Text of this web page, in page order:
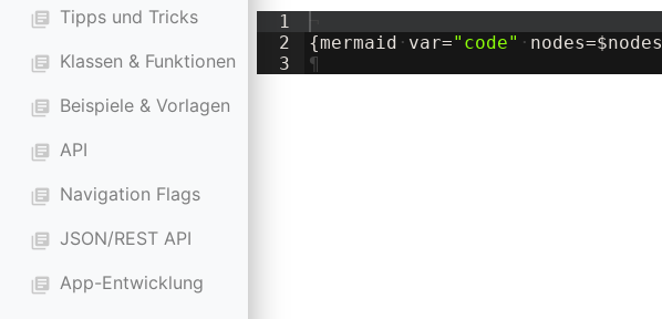
library_books Tipps und Tricks
library_books Klassen & Funktionen
library_books Beispiele & Vorlagen
library_books API
library_books Navigation Flags
library_books JSON/REST API
library_books App-Entwicklung
1
2
3
{mermaid · var=" code" · nodes=$nodes
¶